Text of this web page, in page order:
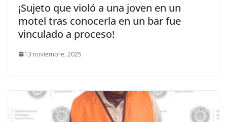
¡Sujeto que violó a una joven en un
motel tras conocerla en un bar fue
vinculado a proceso!
13 noviembre, 2025